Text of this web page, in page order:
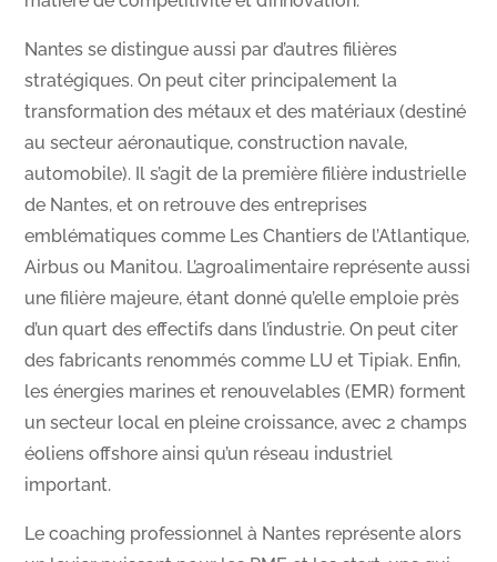
Nantes se distingue aussi par d’autres filières
stratégiques. On peut citer principalement la
transformation des métaux et des matériaux (destiné
au secteur aéronautique, construction navale,
automobile). Il s’agit de la première filière industrielle
de Nantes, et on retrouve des entreprises
emblématiques comme Les Chantiers de l’Atlantique,
Airbus ou Manitou. L’agroalimentaire représente aussi
une filière majeure, étant donné qu’elle emploie près
d’un quart des effectifs dans l’industrie. On peut citer
des fabricants renommés comme LU et Tipiak. Enfin,
les énergies marines et renouvelables (EMR) forment
un secteur local en pleine croissance, avec 2 champs
éoliens offshore ainsi qu’un réseau industriel
important.
Le coaching professionnel à Nantes représente alors